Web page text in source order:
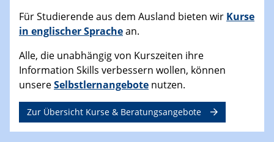
Für Studierende aus dem Ausland bieten wir Kurse
in englischer Sprachean.
Alle, die unabhängig von Kurszeiten ihre
Information Skills verbessern wollen, können
unsereSelbstlernangebote nutzen.
Zur Übersicht Kurse & Beratungsangebote